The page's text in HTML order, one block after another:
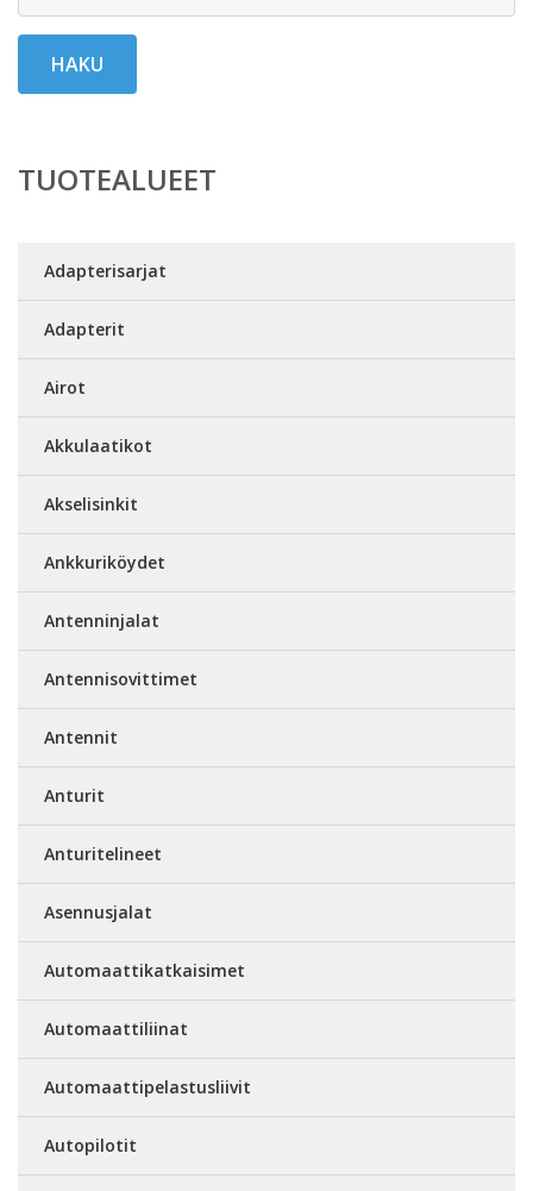
HAKU
TUOTEALUEET
Adapterisarjat
Adapterit
Airot
Akkulaatikot
Akselisinkit
Ankkuriköydet
Antenninjalat
Antennisovittimet
Antennit
Anturit
Anturitelineet
Asennusjalat
Automaattikatkaisimet
Automaattiliinat
Automaattipelastusliivit
Autopilotit